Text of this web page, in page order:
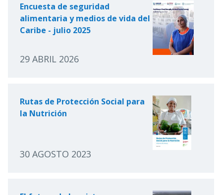
Encuesta de seguridad
alimentaria y medios de vida del
Caribe - julio 2025
29 ABRIL 2026
Rutas de Protección Social para
la Nutrición
30 AGOSTO 2023